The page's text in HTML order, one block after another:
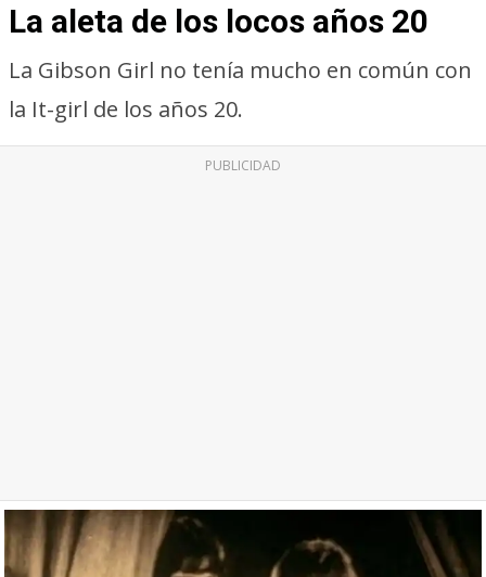
La aleta de los locos años 20
La Gibson Girl no tenía mucho en común con
la It-girl de los años 20.
PUBLICIDAD